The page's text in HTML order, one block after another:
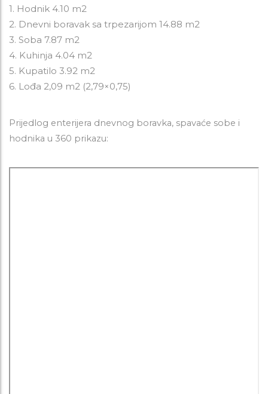
1. Hodnik 4.10 m2
2. Dnevni boravak sa trpezarijom 14.88 m2
3. Soba 7.87 m2
4. Kuhinja 4.04 m2
5. Kupatilo 3.92 m2
6. Lođa 2,09 m2 (2,79×0,75)
Prijedlog enterijera dnevnog boravka, spavaće sobe i
hodnika u 360 prikazu: